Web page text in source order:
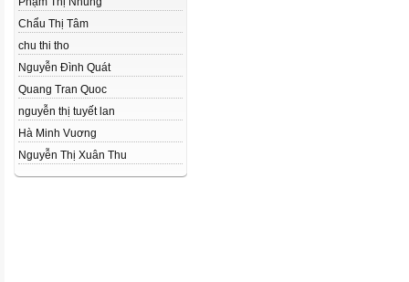
Chẩu Thị Tâm
chu thi tho
Nguyễn Đình Quát
Quang Tran Quoc
nguyễn thị tuyết lan
Hà Minh Vuơng
Nguyễn Thị Xuân Thu